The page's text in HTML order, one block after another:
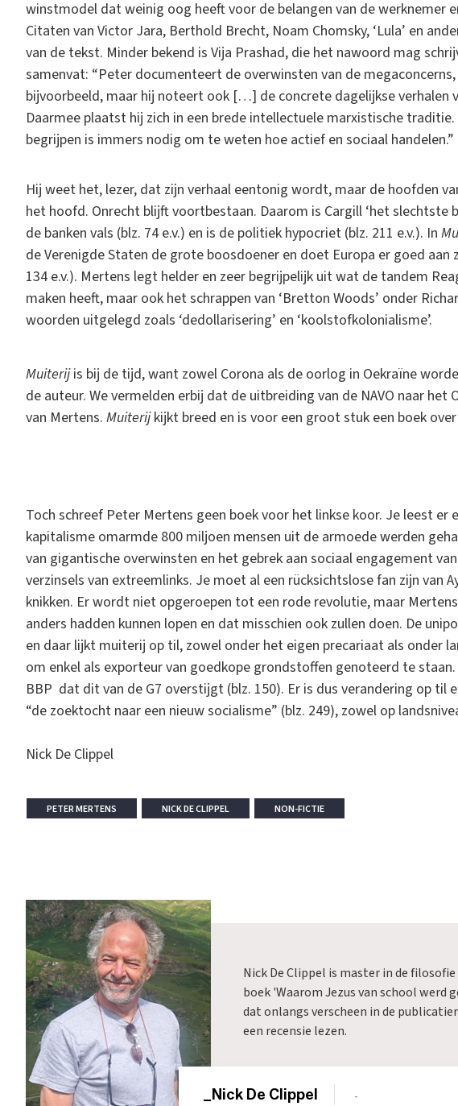
winstmodel dat weinig oog heeft voor de belangen van de werknemer
Citaten van Victor Jara, Berthold Brecht, Noam Chomsky, ‘Lula’ en
van de tekst. Minder bekend is Vija Prashad, die het nawoord mag
samenvat: “Peter documenteert de overwinsten van de
bijvoorbeeld, maar hij noteert ook […] de concrete dagelijkse verhalen
Daarmee plaatst hij zich in een brede intellectuele marxistische
begrijpen is immers nodig om te weten hoe actief en sociaal handelen.”
Hij weet het, lezer, dat zijn verhaal eentonig wordt, maar de hoofden
het hoofd. Onrecht blijft voortbestaan. Daarom is Cargill ‘het slechtste
de banken vals (blz. 74 e.v.) en is de politiek hypocriet (blz. 211 e.v.). In
de Verenigde Staten de grote boosdoener en doet Europa er goed
134 e.v.). Mertens legt helder en zeer begrijpelijk uit wat de tandem
maken heeft, maar ook het schrappen van ‘Bretton Woods’ onder
woorden uitgelegd zoals ‘dedollarisering’ en ‘koolstofkolonialisme’.
Muiterijis bij de tijd, want zowel Corona als de oorlog in Oekraïne
de auteur. We vermelden erbij dat de uitbreiding van de NAVO naar het
van Mertens. Muiterijkijkt breed en is voor een groot stuk een boek
Toch schreef Peter Mertens geen boek voor het linkse koor. Je leest er
kapitalisme omarmde 800 miljoen mensen uit de armoede werden
van gigantische overwinsten en het gebrek aan sociaal engagement
verzinsels van extreemlinks. Je moet al een rücksichtslose fan zijn van
knikken. Er wordt niet opgeroepen tot een rode revolutie, maar
anders hadden kunnen lopen en dat misschien ook zullen doen. De
en daar lijkt muiterij op til, zowel onder het eigen precariaat als onder
om enkel als exporteur van goedkope grondstoffen genoteerd te staan.
BBP dat dit van de G7 overstijgt (blz. 150). Er is dus verandering op til
“de zoektocht naar een nieuw socialisme” (blz. 249), zowel op
Nick De Clippel
PETER MERTENS NICK DE CLIPPEL NON-FICTIE
Nick De Clippel is master in de
boek 'Waarom Jezus van school werd
dat onlangs verscheen in de
een recensie lezen.
_Nick De Clippel -